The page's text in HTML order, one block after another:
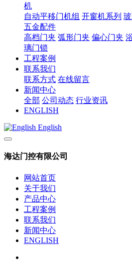
机
自动平移门机组 开窗机系列
五金配件
高档门夹 弧形门夹 偏心门夹
璃门锁
工程案例
联系我们
联系方式 在线留言
新闻中心
全部 公司动态 行业资讯
ENGLISH
English
海达门控有限公司
网站首页
关于我们
产品中心
工程案例
联系我们
新闻中心
ENGLISH